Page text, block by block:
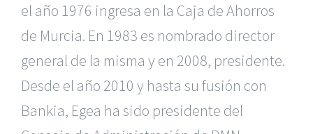
el año 1976 ingresa en la Caja de Ahorros
de Murcia. En 1983 es nombrado director
general de la misma y en 2008, presidente.
Desde el año 2010 y hasta su fusión con
Bankia, Egea ha sido presidente del
|Reclamación de Accidentes en Murcia| Reclamación
de Accidentes en Madrid|BGD Abogados Madrid